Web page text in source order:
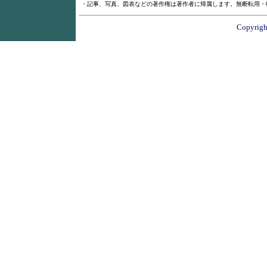
・記事、写真、図表などの著作権は著作者に帰属します。無断転用